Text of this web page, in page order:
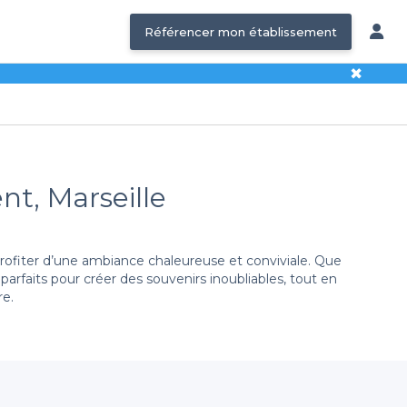
Référencer mon établissement
✖
Marseille
d’une ambiance chaleureuse et conviviale. Que
pour créer des souvenirs inoubliables, tout en
solution simple et efficace. En effet, nous vous
à vos besoins. Que vous souhaitiez déguster des